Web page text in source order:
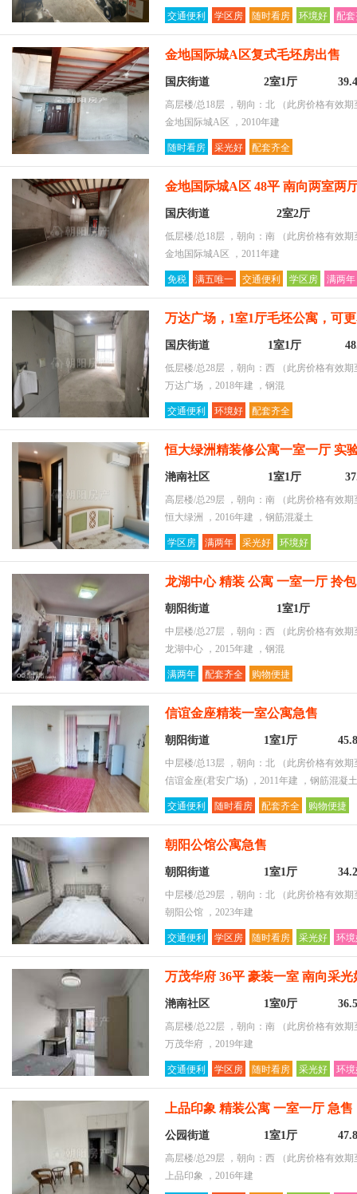
交通便利 学区房 随时看房 环境好 配
金地国际城A区复式毛坯房出售
国庆街道 2室1厅
高层楼/总18层 ，朝向：北
（此房价格有效
金地国际城A区 ，2010年建
随时看房 采光好 配套齐全
金地国际城A区 48平 南向两室两
国庆街道 2室2厅
低层楼/总18层 ，朝向：南
（此房价格有效
金地国际城A区 ，2011年建
免税 满五唯一 交通便利 学区房 满两年
万达广场，1室1厅毛坯公寓，可
国庆街道 1室1厅
低层楼/总28层 ，朝向：西
（此房价格有效
万达广场 ，2018年建 ，钢混
交通便利 环境好 配套齐全
恒大绿洲精装修公寓一室一厅 实
滟南社区 1室1厅
高层楼/总29层 ，朝向：南
（此房价格有效
恒大绿洲 ，2016年建 ，钢筋混凝土
学区房 满两年 采光好 环境好
龙湖中心 精装 公寓 一室一厅 拎
朝阳街道 1室1厅
中层楼/总27层 ，朝向：西
（此房价格有效
龙湖中心 ，2015年建 ，钢混
满两年 配套齐全 购物便捷
信谊金座精装一室公寓急售
朝阳街道 1室1厅
中层楼/总13层 ，朝向：北
（此房价格有效
信谊金座(君安广场) ，2011年建 ，钢筋混凝土
交通便利 随时看房 配套齐全 购物便捷
朝阳公馆公寓急售
朝阳街道 1室1厅
中层楼/总29层 ，朝向：北
（此房价格有效
朝阳公馆 ，2023年建
交通便利 学区房 随时看房 采光好 环
万茂华府 36平 豪装一室 南向采
滟南社区 1室0厅
高层楼/总22层 ，朝向：南
（此房价格有效
万茂华府 ，2019年建
交通便利 学区房 随时看房 采光好 环
上品印象 精装公寓 一室一厅 急售
公园街道 1室1厅
高层楼/总29层 ，朝向：西
（此房价格有效
上品印象 ，2016年建